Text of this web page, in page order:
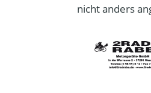
nicht anders